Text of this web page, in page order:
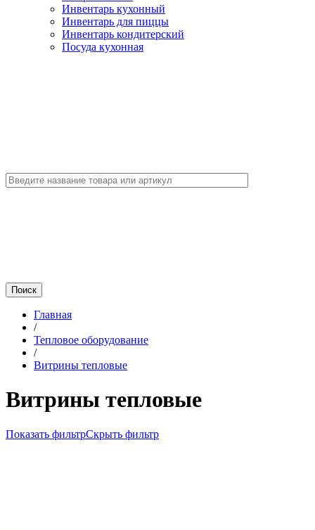
Инвентарь кухонный
Инвентарь для пиццы
Инвентарь кондитерский
Посуда кухонная
Главная
/
Тепловое оборудование
/
Витрины тепловые
Витрины тепловые
Показать фильтрСкрыть фильтр